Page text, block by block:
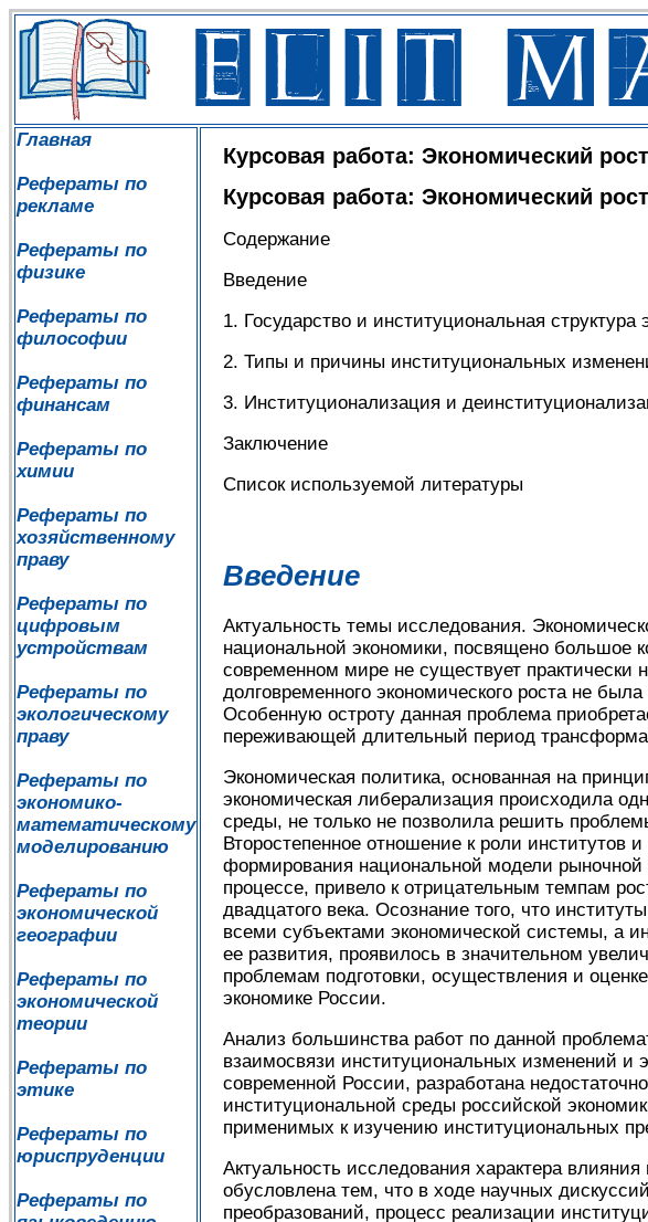
Главная
Рефераты по
рекламе
Рефераты по
физике
Рефераты по
философии
Рефераты по
финансам
Рефераты по
химии
Рефераты по
хозяйственному
праву
Рефераты по
цифровым
устройствам
Рефераты по
экологическому
праву
Рефераты по
экономико-
математическому
моделированию
Рефераты по
экономической
географии
Рефераты по
экономической
теории
Рефераты по
этике
Рефераты по
юриспруденции
Рефераты по
Курсовая работа: Экономический
Курсовая работа: Экономический
Содержание
Введение
1. Государство и институциональная структура
2. Типы и причины институциональных
3. Институционализация и
Заключение
Список используемой литературы
Введение
Актуальность темы исследования.
национальной экономики, посвящено большое
современном мире не существует практически
долговременного экономического роста не
Особенную остроту данная проблема
переживающей длительный период
Экономическая политика, основанная на
экономическая либерализация происходила
среды, не только не позволила решить
Второстепенное отношение к роли институтов
формирования национальной модели рыночной
процессе, привело к отрицательным темпам
двадцатого века. Осознание того, что
всеми субъектами экономической системы, а
ее развития, проявилось в значительном
проблемам подготовки, осуществления и
экономике России.
Анализ большинства работ по данной
взаимосвязи институциональных изменений и
современной России, разработана
институциональной среды российской
применимых к изучению институциональных
Актуальность исследования характера
обусловлена тем, что в ходе научных
преобразований, процесс реализации